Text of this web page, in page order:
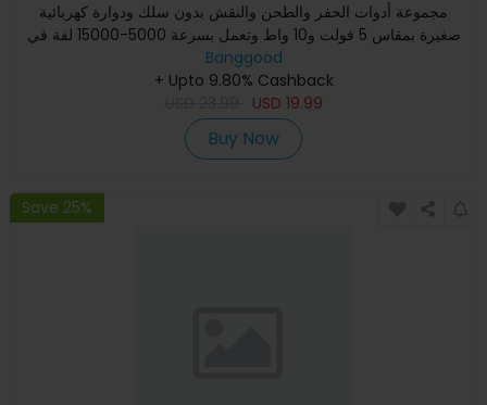
مجموعة أدوات الحفر والطحن والنقش بدون سلك ودوارة كهربائية
صغيرة بمقاس 5 فولت و10 واط وتعمل بسرعة 5000-15000 لفة في
الدقي
Banggood
+ Upto 9.80% Cashback
USD 19.99
Buy Now
Save 25%